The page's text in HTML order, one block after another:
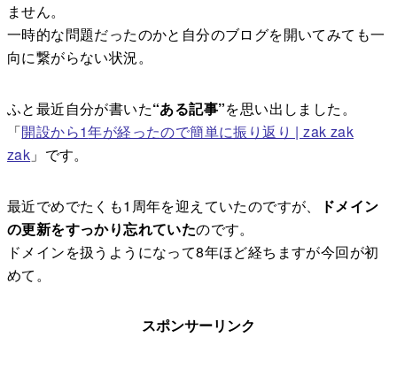
ません。
一時的な問題だったのかと自分のブログを開いてみても一
向に繋がらない状況。
ふと最近自分が書いた“ある記事”を思い出しました。
「開設から1年が経ったので簡単に振り返り | zak zak
zak 」です。
最近でめでたくも1周年を迎えていたのですが、
ドメイン
の更新をすっかり忘れていたのです。
ドメインを扱うようになって8年ほど経ちますが今回が初
めて。
スポンサーリンク